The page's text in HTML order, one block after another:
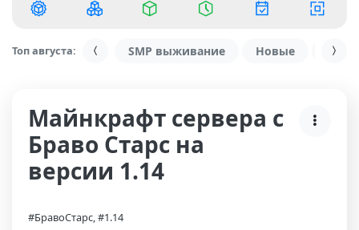
Топ августа: SMP выживание Новые С
Майнкрафт сервера с
Браво Старс на
версии 1.14
#БравоСтарс, #1.14